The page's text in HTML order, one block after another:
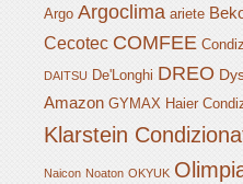
Argo Argoclima ariete
Cecotec COMFEE
DAITSU De'Longhi DREO
Amazon GYMAX Haier
Klarstein
Naicon Noaton OKYUK